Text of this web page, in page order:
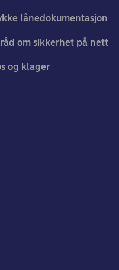
lånedokumentasjon
om sikkerhet på nett
og klager